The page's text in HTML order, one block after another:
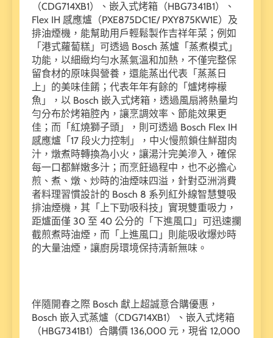
（CDG714XB1）、嵌入式烤箱（HBG7341B1）、
Flex IH 感應爐（PXE875DC1E/ PXY875KW1E）及
排油煙機，能幫助用戶輕鬆製作吉祥年菜；例如
「港式蘿蔔糕」可透過 Bosch 蒸爐「蒸煮模式」
功能，以細緻均勻水蒸氣溫和加熱，不僅完整保
留食材的原味與營養，還能蒸出代表「蒸蒸日
上」的美味佳餚；代表年年有餘的「爐烤檸檬
魚」，以 Bosch 嵌入式烤箱，透過風扇將熱量均
勻分布於烤箱腔內，讓烹調效率、節能效果更
佳；而「紅燒獅子頭」，則可透過 Bosch Flex IH
感應爐「17 段火力控制」，中火慢煎鎖住鮮甜肉
汁，燉煮時轉換為小火，讓湯汁完美滲入，確保
每一口都鮮嫩多汁；而烹飪過程中，也不必擔心
煎、煮、燉、炒時的油煙味四溢，針對亞洲消費
者料理習慣設計的 Bosch 8 系列紅外線智慧雙吸
排油煙機，其「上下勁吸科技」實現雙重吸力，
距爐面僅 30 至 40 公分的「下進風口」可迅速攔
截煎煮時油煙，而「上進風口」則能吸收爆炒時
的大量油煙，讓廚房環境保持清新無味。
伴隨開春之際 Bosch 獻上超誠意合購優惠，
Bosch 嵌入式蒸爐（CDG714XB1）、嵌入式烤箱
（HBG7341B1）合購價 136,000 元，現省 12,000